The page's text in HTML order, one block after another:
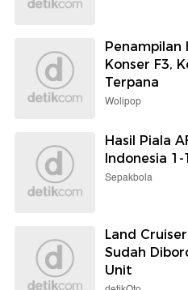
Penampilan
Konser F3,
Terpana
Wolipop
Hasil Piala
Indonesia
Sepakbola
Land
Sudah
Unit